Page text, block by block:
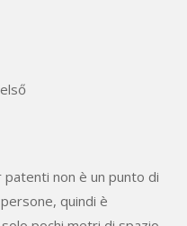
non è un punto di
quindi è